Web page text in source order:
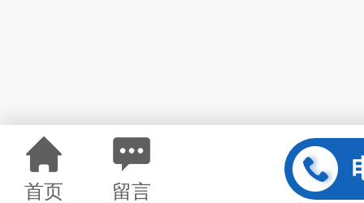
首页 留言